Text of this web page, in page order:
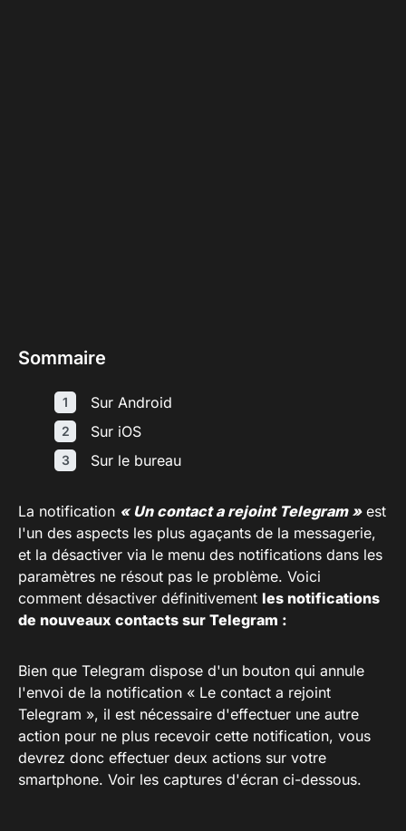
Sommaire
Sur Android
Sur iOS
Sur le bureau
La notification « Un contact a rejoint Telegram »est
l'un des aspects les plus agaçants de la messagerie,
et la désactiver via le menu des notifications dans les
paramètres ne résout pas le problème. Voici
comment désactiver définitivement les notifications
de nouveaux contacts sur Telegram :
Bien que Telegram dispose d'un bouton qui annule
l'envoi de la notification « Le contact a rejoint
Telegram », il est nécessaire d'effectuer une autre
action pour ne plus recevoir cette notification, vous
devrez donc effectuer deux actions sur votre
smartphone. Voir les captures d'écran ci-dessous.